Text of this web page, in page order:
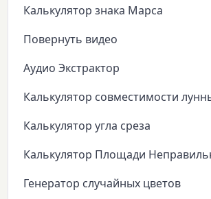
Калькулятор знака Марса
Повернуть видео
Аудио Экстрактор
Калькулятор совместимости
Калькулятор угла среза
Калькулятор Площади
Генератор случайных цветов